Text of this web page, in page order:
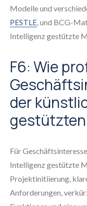
Modelle und
PESTLE, und BCG-
Intelligenz gestützte
F6: Wie
der
Für
Intelligenz gestützte
Projektinitiierung,
Anforderungen,